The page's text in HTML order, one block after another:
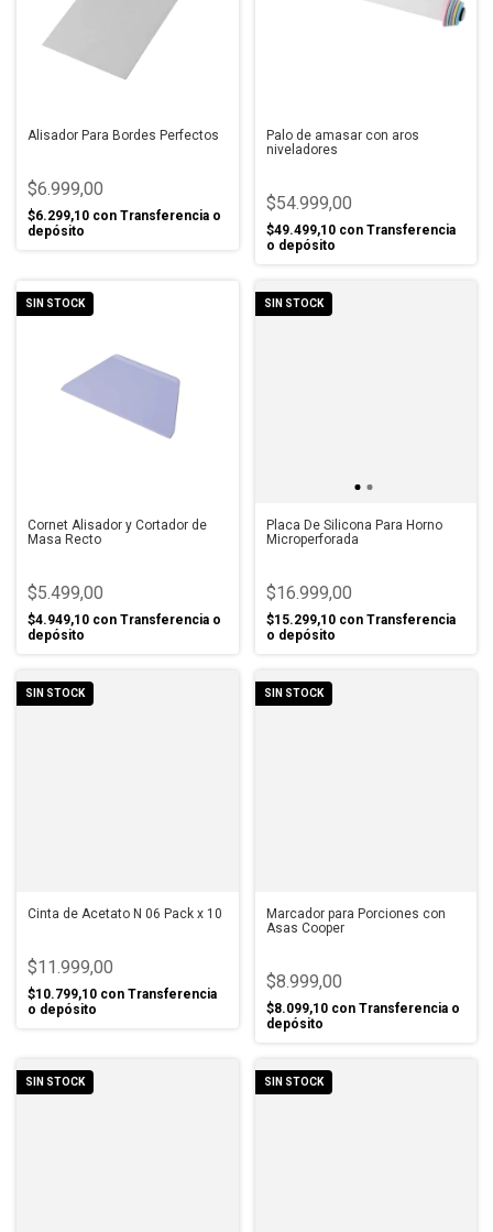
Alisador Para Bordes Perfectos
$6.999,00
$6.299,10 con Transferencia o
depósito
Palo de amasar con aros
niveladores
$54.999,00
$49.499,10 con Transferencia
o depósito
SIN STOCK
Cornet Alisador y Cortador de
Masa Recto
$5.499,00
$4.949,10 con Transferencia o
depósito
SIN STOCK
Placa De Silicona Para Horno
Microperforada
$16.999,00
$15.299,10 con Transferencia
o depósito
SIN STOCK
Cinta de Acetato N 06 Pack x 10
$11.999,00
$10.799,10 con Transferencia
o depósito
SIN STOCK
Marcador para Porciones con
Asas Cooper
$8.999,00
$8.099,10 con Transferencia o
depósito
SIN STOCK SIN STOCK